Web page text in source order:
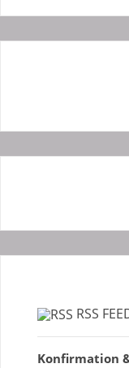
RSS
Konfirmation